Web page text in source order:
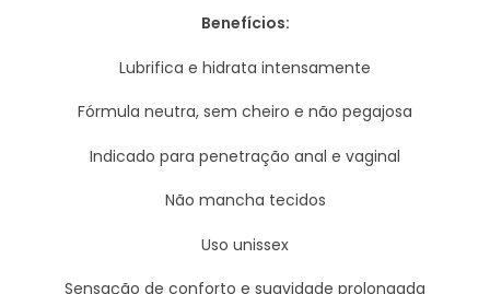
Benefícios:
Lubrifica e hidrata intensamente
Fórmula neutra, sem cheiro e não pegajosa
Indicado para penetração anal e vaginal
Não mancha tecidos
Uso unissex
Sensação de conforto e suavidade prolongada